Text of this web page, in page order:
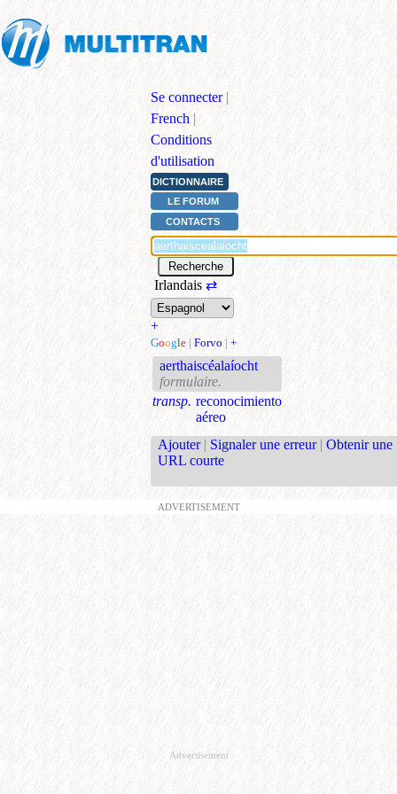
Se connecter |
French |
Conditions
d'utilisation
DICTIONNAIRE
LE FORUM
CONTACTS
Irlandais ⇄
+
Google | Forvo | +
aerthaiscéalaíocht
formulaire.
transp. reconocimiento
aéreo
Ajouter | Signaler une erreur | Obtenir une
URL courte
ADVERTISEMENT
Advertisement